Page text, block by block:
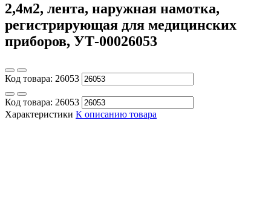
2,4м2, лента, наружная намотка,
регистрирующая для медицинских
приборов, УТ-00026053
Код товара: 26053
Код товара: 26053
Характеристики К описанию товара